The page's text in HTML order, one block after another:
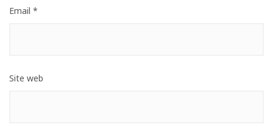
Email *
Site web